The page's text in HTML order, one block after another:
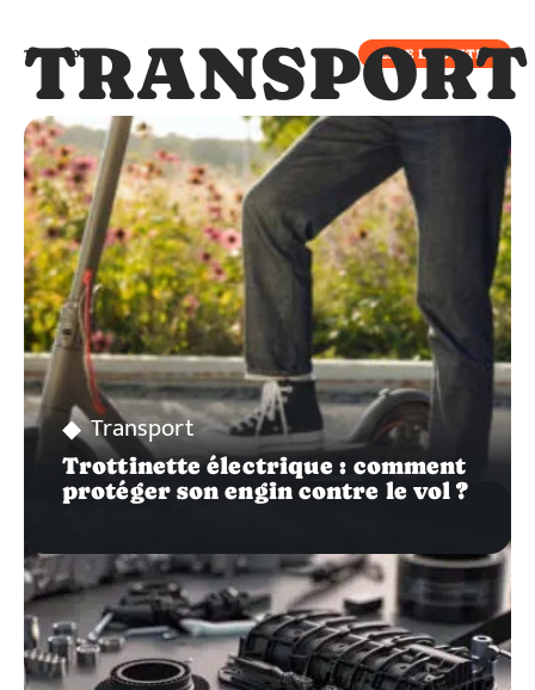
TRANSPORT
TRANSPORT LIRE LA SUITE
Transport
Trottinette électrique : comment
protéger son engin contre le vol ?